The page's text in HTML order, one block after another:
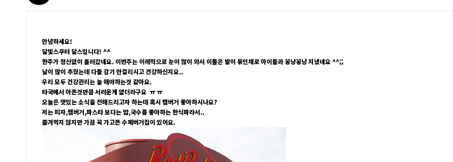
안녕하세요!
달빛스쿠터 달스입니다! ^^
한주가 정신없이 흘러갔네요. 이번주는 이례적으로 눈이 많이 와서 이틀은 발이 묶인채로 아이들과 꽁냥꽁냥 지냈네요 ^^;;
날이 많이 추웠는데 다들 감기 안걸리시고 건강하신지요..
우리 모두 건강관리는 늘 해야하는것 같아요.
타국에서 아픈것만큼 서러운게 없더라구요 ㅠ ㅠ
오늘은 맛있는 소식을 전해드리고자 하는데 혹시 햄버거 좋아하시나요?
저는 피자,햄버거,파스타 보다는 밥,국수를 좋아하는 한식파라서..
즐겨먹지 않지만 가끔 꼭 가고픈 수제버거집이 있어요.